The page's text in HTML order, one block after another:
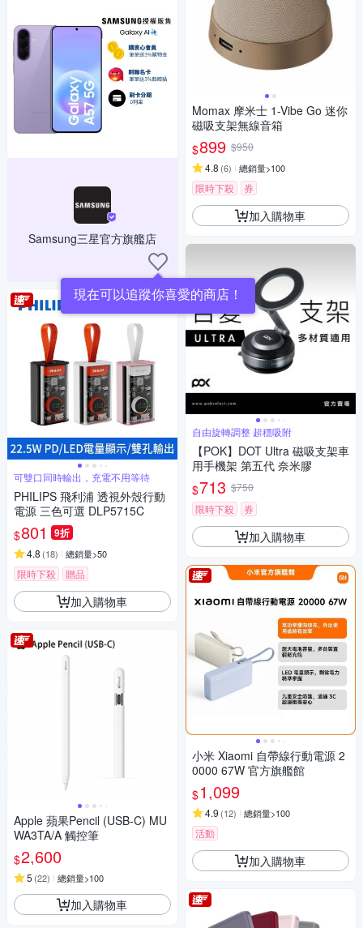
Samsung三星官方旗艦店
現在可以追蹤你喜愛的商店！
可雙口同時輸出，充電不用等待
PHILIPS 飛利浦 透視外殼行動
電源 三色可選 DLP5715C
$801 9折
4.8 (18) 總銷量>50
限時下殺 贈品
加入購物車
Apple 蘋果Pencil (USB-C) MU
WA3TA/A 觸控筆
$2,600
5 (22) 總銷量>100
加入購物車
Momax 摩米士 1-Vibe Go 迷你
磁吸支架無線音箱
$899 $950
4.8 (6) 總銷量>100
限時下殺 券
加入購物車
自由旋轉調整 超穩吸附
【POK】DOT Ultra 磁吸支架車
用手機架 第五代 奈米膠
$713 $750
限時下殺
券
加入購物車
小米 Xiaomi 自帶線行動電源 2
0000 67W 官方旗艦館
$1,099
4.9 (12) 總銷量>100
活動
加入購物車